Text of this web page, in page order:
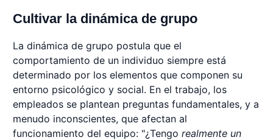
Cultivar la dinámica de grupo
La dinámica de grupo postula que el
comportamiento de un individuo siempre está
determinado por los elementos que componen su
entorno psicológico y social. En el trabajo, los
empleados se plantean preguntas fundamentales, y a
menudo inconscientes, que afectan al
funcionamiento del equipo: "¿Tengo realmente un